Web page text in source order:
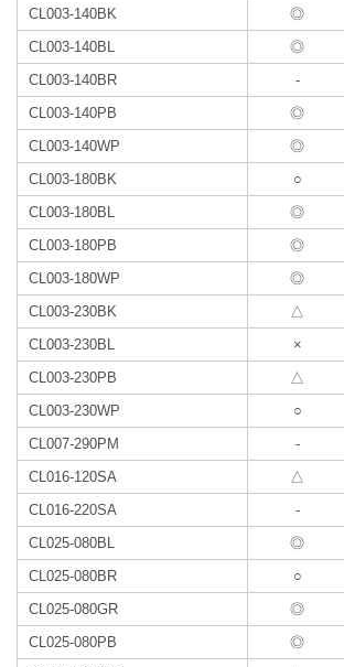
CL003-140BK
◎
CL003-140BL
◎
CL003-140BR
-
CL003-140PB
◎
CL003-140WP
◎
CL003-180BK
○
CL003-180BL
◎
CL003-180PB
◎
CL003-180WP
◎
CL003-230BK
△
CL003-230BL
×
CL003-230PB
△
CL003-230WP
○
CL007-290PM
-
CL016-120SA
△
CL016-220SA
-
CL025-080BL
◎
CL025-080BR
○
CL025-080GR
◎
CL025-080PB
◎